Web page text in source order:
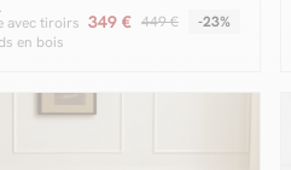
avec tiroirs
en bois
349 € 449 € -23%